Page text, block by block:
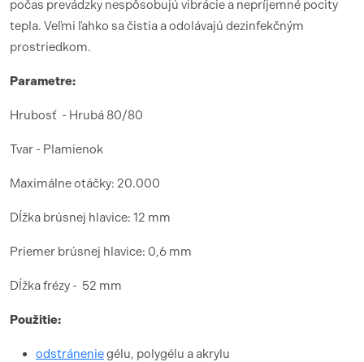
počas prevádzky nespôsobujú vibrácie a nepríjemné pocity
tepla. Veľmi ľahko sa čistia a odolávajú dezinfekčným
prostriedkom.
Parametre:
Hrubosť - Hrubá 80/80
Tvar - Plamienok
Maximálne otáčky: 20.000
Dĺžka brúsnej hlavice: 12 mm
Priemer brúsnej hlavice: 0,6 mm
Dĺžka frézy - 52 mm
Použitie:
odstráneniegélu, polygélu a akrylu